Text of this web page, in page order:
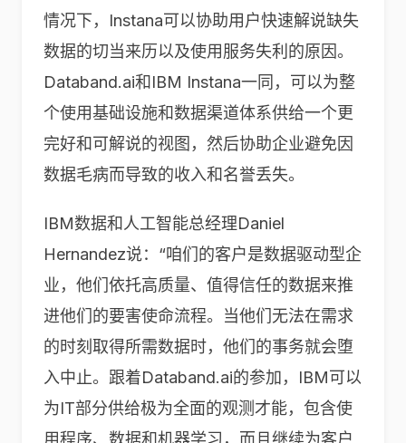
情况下，Instana可以协助用户快速解说缺失
数据的切当来历以及使用服务失利的原因。
Databand.ai和IBM Instana一同，可以为整
个使用基础设施和数据渠道体系供给一个更
完好和可解说的视图，然后协助企业避免因
数据毛病而导致的收入和名誉丢失。
IBM数据和人工智能总经理Daniel
Hernandez说：“咱们的客户是数据驱动型企
业，他们依托高质量、值得信任的数据来推
进他们的要害使命流程。当他们无法在需求
的时刻取得所需数据时，他们的事务就会堕
入中止。跟着Databand.ai的参加，IBM可以
为IT部分供给极为全面的观测才能，包含使
用程序、数据和机器学习，而且继续为客户